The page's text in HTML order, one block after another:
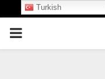
PRIMARY
Turkish